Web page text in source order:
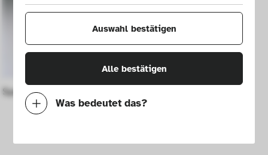
Auswahl bestätigen
Alle bestätigen
Was bedeutet das?
Mit diesen Cookies können wir durch
Sperrholzsessel